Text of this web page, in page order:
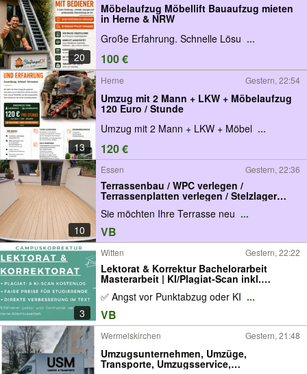
20
Möbelaufzug Möbellift Bauaufzug mieten
in Herne & NRW
Große Erfahrung. Schnelle Lösu ...
100 €
13
Herne Gestern, 22:54
Umzug mit 2 Mann + LKW + Möbelaufzug
120 Euro / Stunde
Umzug mit 2 Mann + LKW + Möbel ...
120 €
10
Essen Gestern, 22:36
Terrassenbau / WPC verlegen /
Terrassenplatten verlegen / Stelzlager
verlegen / Garten / Terrassenfliesen
verlegen / Gartenausbau
Sie möchten Ihre Terrasse neu ...
VB
3
Witten Gestern, 22:22
Lektorat & Korrektur Bachelorarbeit
Masterarbeit | KI/Plagiat-Scan inkl.
Korrekturlesen Hausarbeit Bachelor
Master korrigieren lassen
✅ Angst vor Punktabzug oder KI ...
VB
Wermelskirchen Gestern, 21:48
Umzugsunternehmen, Umzüge,
Transporte, Umzugsservice,